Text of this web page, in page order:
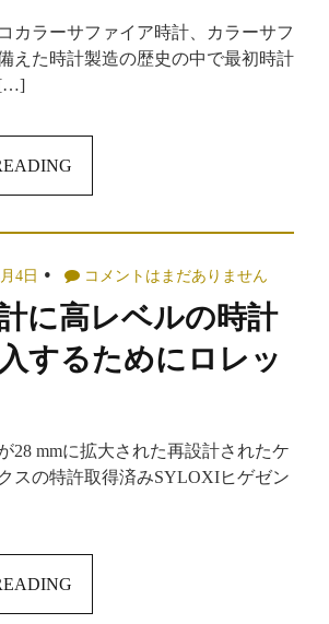
カラーサファイア時計、カラーサフ
えた時計製造の歴史の中で最初時計
[…]
4日 コメントはまだありません
に高レベルの時計
するためにロレッ
28 mmに拡大された再設計されたケ
スの特許取得済みSYLOXIヒゲゼン